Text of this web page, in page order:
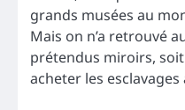
grands musées au
Mais on n’a retrouvé
prétendus miroirs,
acheter les esclavages